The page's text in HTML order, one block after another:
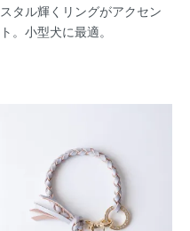
スタル輝くリングがアクセン
ト。小型犬に最適。